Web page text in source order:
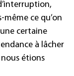
même ce qu’on
certaine
à lâcher
étions